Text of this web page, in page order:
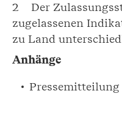
2 Der
zugelassenen
zu Land
Anhänge